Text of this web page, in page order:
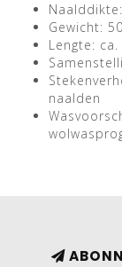
Gewicht:
Lengte:
naalden